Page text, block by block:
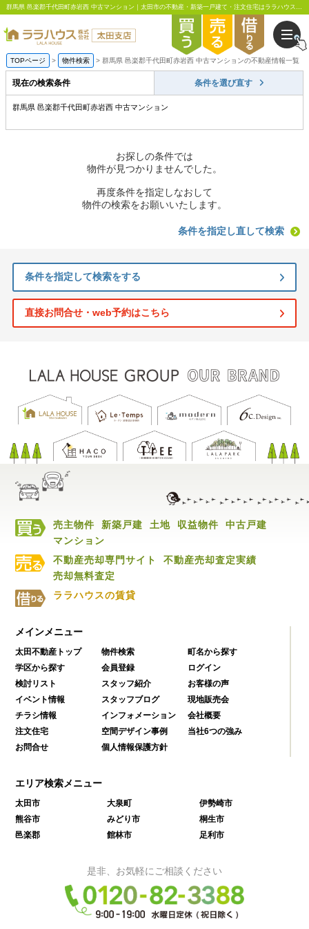
群馬県 邑楽郡千代田町赤岩西 中古マンション｜太田市の不動産・新築一戸建て・注文住宅はララハウス太田支店
TOPページ 物件検索 群馬県 邑楽郡千代田町赤岩西 中古マンションの不動産情報一覧
現在の検索条件 条件を選び直す
群馬県 邑楽郡千代田町赤岩西 中古マンション
お探しの条件では
物件が見つかりませんでした。
再度条件を指定しなおして
物件の検索をお願いいたします。
条件を指定し直して検索
条件を指定して検索をする
直接お問合せ・web予約はこちら
売主物件 新築戸建 土地 収益物件
中古戸建
マンション
不動産売却専門サイト
不動産売却査定実績
売却無料査定
ララハウスの賃貸
メインメニュー
太田不動産トップ 物件検索
町名から探す
学区から探す
会員登録
ログイン
検討リスト
スタッフ紹介
お客様の声
イベント情報
スタッフブログ
現地販売会
チラシ情報
インフォメーション
会社概要
注文住宅
空間デザイン事例
当社6つの強み
お問合せ
個人情報保護方針
エリア検索メニュー
太田市 大泉町
伊勢崎市
熊谷市
みどり市
桐生市
邑楽郡
館林市 足利市
是非、お気軽にご相談ください